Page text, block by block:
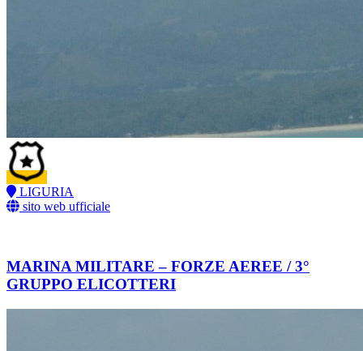
LIGURIA
sito web ufficiale
MARINA MILITARE – FORZE AEREE / 3°
GRUPPO ELICOTTERI